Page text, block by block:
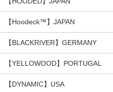
【Hoodeck™️】JAPAN
【BLACKRIVER】GERMANY
【YELLOWOOD】PORTUGAL
【DYNAMIC】USA